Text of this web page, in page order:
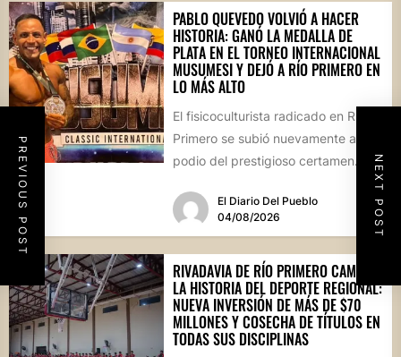
PREVIOUS POST NEXT POST
PABLO QUEVEDO VOLVIÓ A HACER
HISTORIA: GANÓ LA MEDALLA DE
PLATA EN EL TORNEO INTERNACIONAL
MUSUMESI Y DEJÓ A RÍO PRIMERO EN
LO MÁS ALTO
El fisicoculturista radicado en Río
Primero se subió nuevamente al
podio del prestigioso certamen
este fin de...El Diario Del Pueblo
04/08/2026
RIVADAVIA DE RÍO PRIMERO CAMBIA
LA HISTORIA DEL DEPORTE REGIONAL:
NUEVA INVERSIÓN DE MÁS DE $70
MILLONES Y COSECHA DE TÍTULOS EN
TODAS SUS DISCIPLINAS